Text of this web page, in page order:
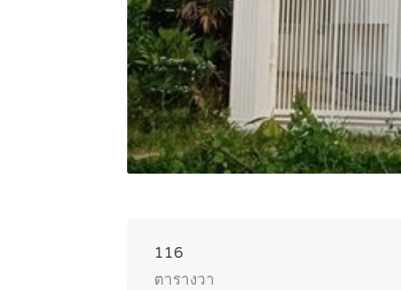
116
ตารางวา